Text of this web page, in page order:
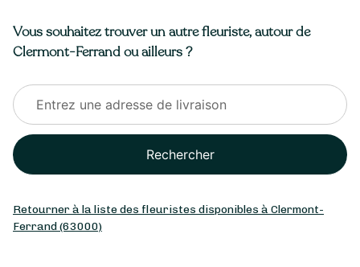
Vous souhaitez trouver un autre fleuriste, autour de
Clermont-Ferrand ou ailleurs ?
Rechercher
Retourner à la liste des fleuristes disponibles à Clermont-
Ferrand (63000)